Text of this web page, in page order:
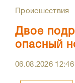
Происшествия
Двое
опасный
06.08.2026 12:46